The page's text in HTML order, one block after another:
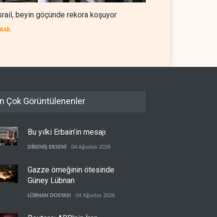
beyin göçünde rekora koşuyor
Çok Görüntülenenler
Bu yılki Erbain’in mesajı
DİRENİŞ EKSENİ 04 Ağustos 2026
Gazze örneğinin ötesinde
Güney Lübnan
LÜBNAN DOSYASI 04 Ağustos 2026